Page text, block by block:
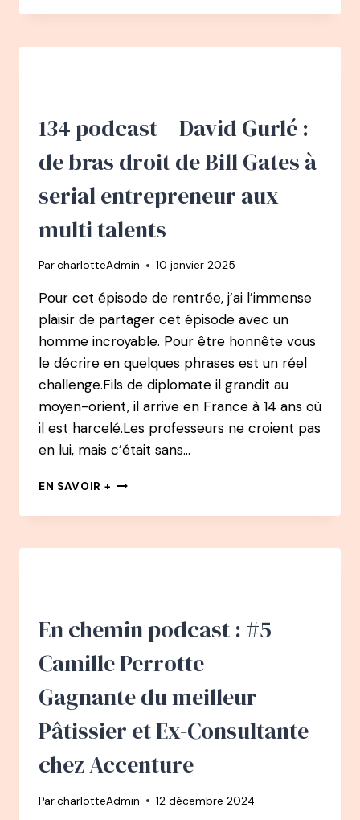
–
GRÉGOIRE
DU
À
POUR
SANTÉ
134 podcast – David Gurlé :
de bras droit de Bill Gates à
serial entrepreneur aux
multi talents
ParcharlotteAdmin 10 janvier 2025
Pour cet épisode de rentrée, j’ai l’immense
plaisir de partager cet épisode avec un
homme incroyable. Pour être honnête vous
le décrire en quelques phrases est un réel
challenge.Fils de diplomate il grandit au
moyen-orient, il arrive en France à 14 ans où
il est harcelé.Les professeurs ne croient pas
en lui, mais c’était sans…
EN SAVOIR + 134
–
GURLÉ
DE
GATES
SERIAL
AUX
TALENTS
En chemin podcast : #5
Camille Perrotte –
Gagnante du meilleur
Pâtissier et Ex-Consultante
chez Accenture
ParcharlotteAdmin 12 décembre 2024